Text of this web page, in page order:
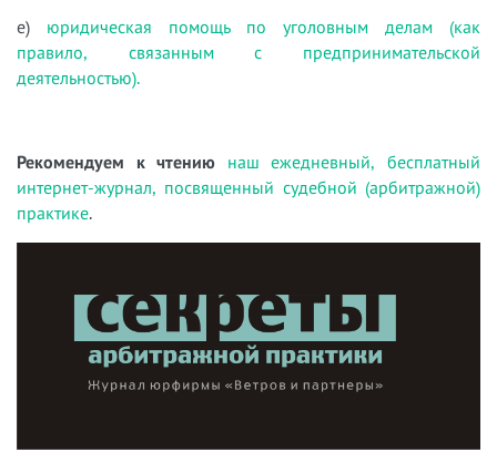
е) юридическая помощь по уголовным делам (как
правило, связанным с предпринимательской
деятельностью).
Рекомендуем к чтению наш ежедневный, бесплатный
интернет-журнал, посвященный судебной (арбитражной)
практике.